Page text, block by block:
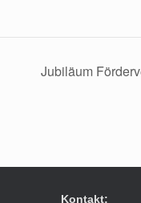
Jubiläum
Kontakt: